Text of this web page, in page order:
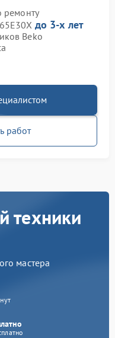
ремонту
до 3-х лет
Beko
работ
техники
мастера